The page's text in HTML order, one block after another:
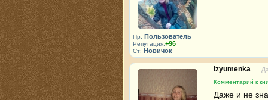
Пр: Пользователь
Репутация:+96
Ст: Новичок
Izyumenka
Комментарий к
Даже и не